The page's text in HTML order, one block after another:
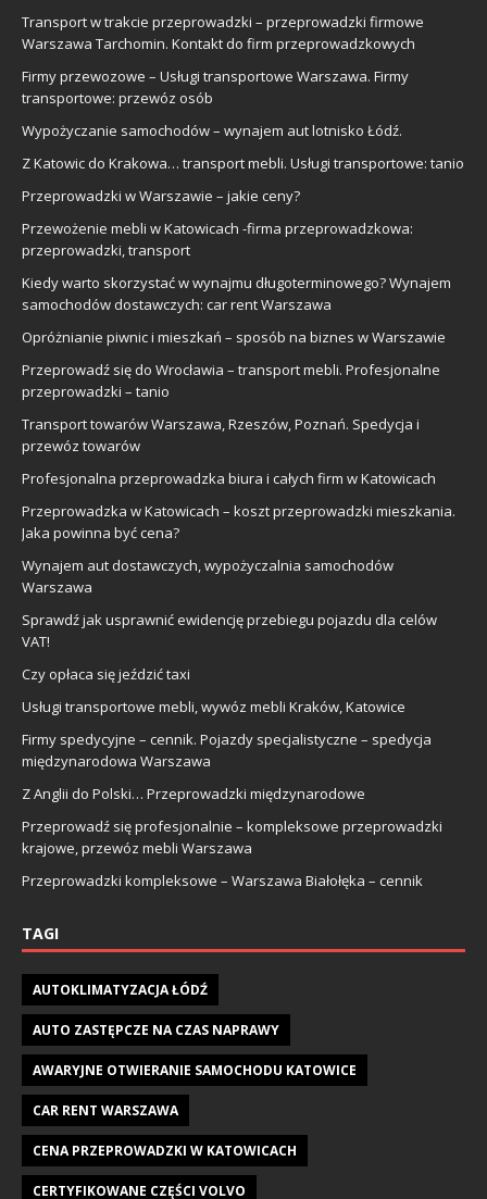
Transport w trakcie przeprowadzki – przeprowadzki firmowe
Warszawa Tarchomin. Kontakt do firm przeprowadzkowych
Firmy przewozowe – Usługi transportowe Warszawa. Firmy
transportowe: przewóz osób
Wypożyczanie samochodów – wynajem aut lotnisko Łódź.
Z Katowic do Krakowa… transport mebli. Usługi transportowe: tanio
Przeprowadzki w Warszawie – jakie ceny?
Przewożenie mebli w Katowicach -firma przeprowadzkowa:
przeprowadzki, transport
Kiedy warto skorzystać w wynajmu długoterminowego? Wynajem
samochodów dostawczych: car rent Warszawa
Opróżnianie piwnic i mieszkań – sposób na biznes w Warszawie
Przeprowadź się do Wrocławia – transport mebli. Profesjonalne
przeprowadzki – tanio
Transport towarów Warszawa, Rzeszów, Poznań. Spedycja i
przewóz towarów
Profesjonalna przeprowadzka biura i całych firm w Katowicach
Przeprowadzka w Katowicach – koszt przeprowadzki mieszkania.
Jaka powinna być cena?
Wynajem aut dostawczych, wypożyczalnia samochodów
Warszawa
Sprawdź jak usprawnić ewidencję przebiegu pojazdu dla celów
VAT!
Czy opłaca się jeździć taxi
Usługi transportowe mebli, wywóz mebli Kraków, Katowice
Firmy spedycyjne – cennik. Pojazdy specjalistyczne – spedycja
międzynarodowa Warszawa
Z Anglii do Polski… Przeprowadzki międzynarodowe
Przeprowadź się profesjonalnie – kompleksowe przeprowadzki
krajowe, przewóz mebli Warszawa
Przeprowadzki kompleksowe – Warszawa Białołęka – cennik
TAGI
AUTOKLIMATYZACJA ŁÓDŹ
AUTO ZASTĘPCZE NA CZAS NAPRAWY
AWARYJNE OTWIERANIE SAMOCHODU KATOWICE
CAR RENT WARSZAWA
CENA PRZEPROWADZKI W KATOWICACH
CERTYFIKOWANE CZĘŚCI VOLVO